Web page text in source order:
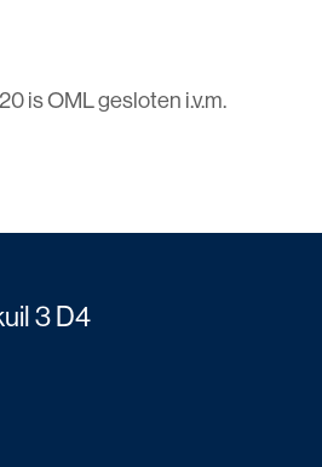
is OML gesloten i.v.m.
3 D4